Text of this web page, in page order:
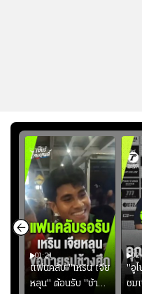
01:21
แฟนคลับ "เหริน เจีย
หลุน" ต้อนรับ "ช้าง
"อูไ
ชมเปา